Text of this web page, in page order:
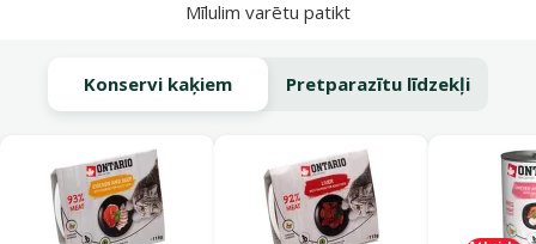
Mīlulim varētu patikt
Konservi kaķiem Pretparazītu līdzekļi